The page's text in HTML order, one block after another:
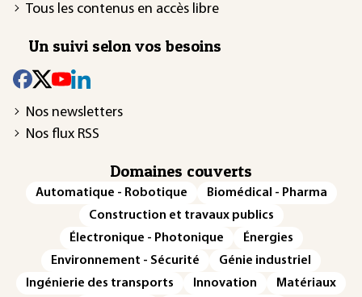
Tous les contenus en accès libre
Un suivi selon vos besoins
Nos newsletters
Nos flux RSS
Domaines couverts
Automatique - Robotique
Biomédical - Pharma
Construction et travaux publics
Électronique - Photonique
Énergies
Environnement - Sécurité
Génie industriel
Ingénierie des transports
Innovation
Matériaux